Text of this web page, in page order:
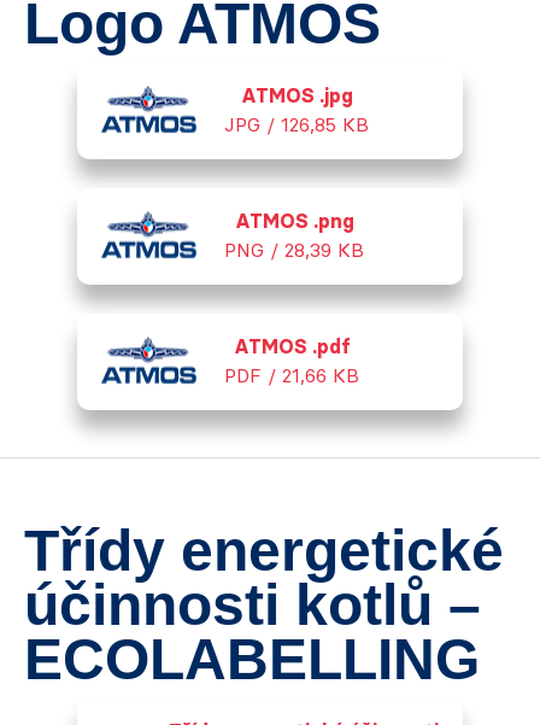
Logo ATMOS
ATMOS .jpg
JPG / 126,85 KB
ATMOS .png
PNG / 28,39 KB
ATMOS .pdf
PDF / 21,66 KB
Třídy energetické
účinnosti kotlů –
ECOLABELLING